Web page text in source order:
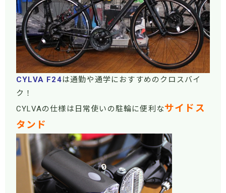
CYLVA F24は通勤や通学におすすめのクロスバイ
ク！
CYLVAの仕様は日常使いの駐輪に便利なサイドス
タンド